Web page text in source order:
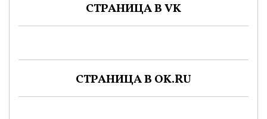
СТРАНИЦА В VK
СТРАНИЦА В OK.RU